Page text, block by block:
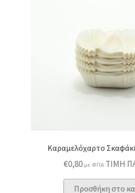
Καραμελόχαρτο
€0,80 με ΦΠΑ ΤΙΜΗ
Προσθήκη στο